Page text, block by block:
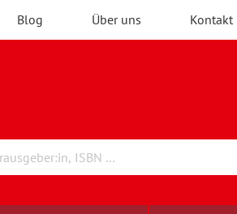
Blog Über uns Kontakt